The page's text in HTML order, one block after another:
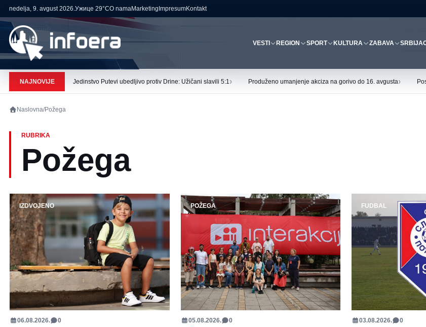
nedelja, 9. avgust 2026.Ужице 29°CO namaMarketing ImpresumKontakt
VESTI REGION SPORT KULTURA ZABAVA SRBIJA
NAJNOVIJE Jedinstvo Putevi ubedljivo protiv Drine: Užičani slavili 5:1› Produženo umanjenje akciza na gorivo do 16. avgusta›
Naslovna/Požega
RUBRIKA
Požega
IZDVOJENO
06.08.2026.
0
POŽEGA
05.08.2026.
0
FUDBAL
03.08.2026.
0